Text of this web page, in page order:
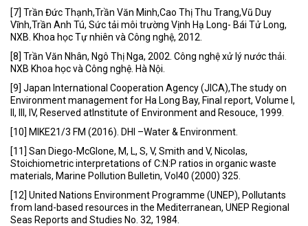
[7] Trần Đức Thạnh,Trần Văn Minh,Cao Thị Thu Trang,Vũ Duy
Vĩnh,Trần Anh Tú, Sức tải môi trường Vịnh Hạ Long- Bái Tử Long,
NXB. Khoa học Tự nhiên và Công nghệ, 2012.
[8] Trần Văn Nhân, Ngô Thị Nga, 2002. Công nghệ xử lý nước thải.
NXB Khoa học và Công nghệ. Hà Nội.
[9] Japan International Cooperation Agency (JICA),The study on
Environment management for Ha Long Bay, Final report, Volume I,
II, III, IV, Reserved atInstitute of Environment and Resouce, 1999.
[10] MIKE21/3 FM (2016). DHI –Water & Environment.
[11] San Diego-McGlone, M, L, S, V, Smith and V, Nicolas,
Stoichiometric interpretations of C:N:P ratios in organic waste
materials, Marine Pollution Bulletin, Vol40 (2000) 325.
[12] United Nations Environment Programme (UNEP), Pollutants
from land-based resources in the Mediterranean, UNEP Regional
Seas Reports and Studies No. 32, 1984.